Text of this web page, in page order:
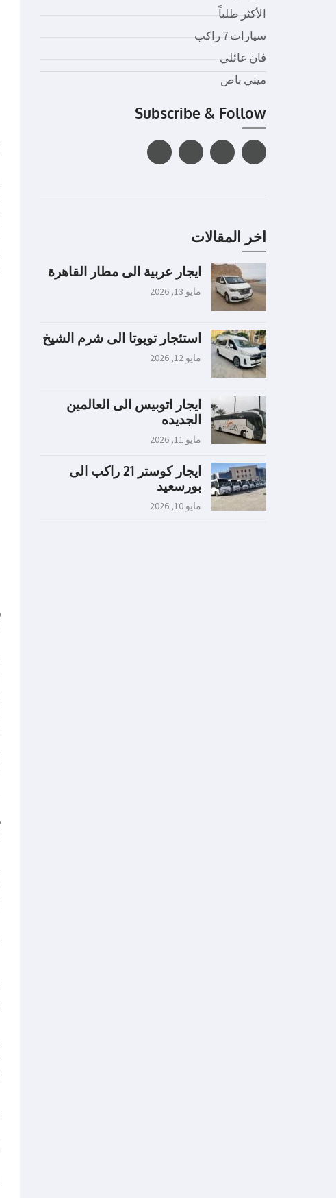
الأكثر طلباً
سيارات 7 راكب
فان عائلي
ميني باص
Subscribe & Follow
اخر المقالات
ايجار عربية الى مطار القاهرة
مايو 13, 2026
استئجار تويوتا الى شرم الشيخ
مايو 12, 2026
ايجار اتوبيس الى العالمين
الجديده
مايو 11, 2026
ايجار كوستر 21 راكب الى
بورسعيد
مايو 10, 2026